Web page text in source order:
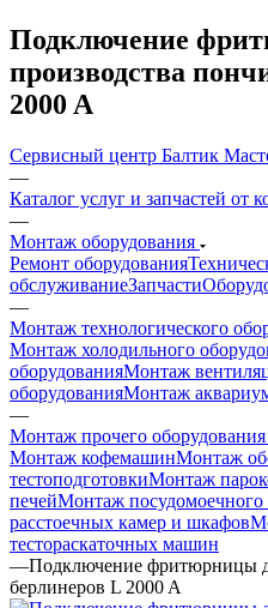
Подключение
производства
2000 A
Сервисный центр Балтик
—
Каталог услуг и запчастей от
—
Монтаж оборудования
Ремонт оборудования
обслуживаниеЗапчасти
—
Монтаж технологического
Монтаж холодильного
оборудованияМонтаж
оборудованияМонтаж
—
Монтаж прочего оборудования
Монтаж кофемашинМонтаж
тестоподготовкиМонтаж
печейМонтаж посудомоечного
расстоечных камер и шкафов
тестораскаточных машин
—Подключение фритюрницы
берлинеров L 2000 A